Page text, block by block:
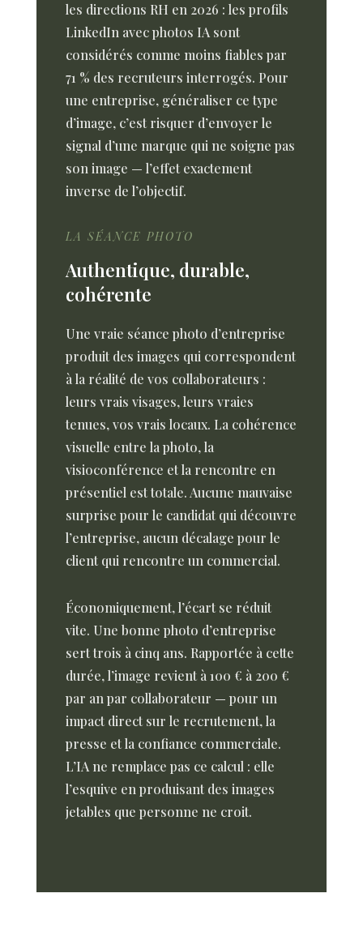
les directions RH en 2026 : les profils
LinkedIn avec photos IA sont
considérés comme moins fiables par
71 % des recruteurs interrogés. Pour
une entreprise, généraliser ce type
d’image, c’est risquer d’envoyer le
signal d’une marque qui ne soigne pas
son image — l’effet exactement
inverse de l’objectif.
LA SÉANCE PHOTO
Authentique, durable,
cohérente
Une vraie séance photo d’entreprise
produit des images qui correspondent
à la réalité de vos collaborateurs :
leurs vrais visages, leurs vraies
tenues, vos vrais locaux. La cohérence
visuelle entre la photo, la
visioconférence et la rencontre en
présentiel est totale. Aucune mauvaise
surprise pour le candidat qui découvre
l’entreprise, aucun décalage pour le
client qui rencontre un commercial.
Économiquement, l’écart se réduit
vite. Une bonne photo d’entreprise
sert trois à cinq ans. Rapportée à cette
durée, l’image revient à 100 € à 200 €
par an par collaborateur — pour un
impact direct sur le recrutement, la
presse et la confiance commerciale.
L’IA ne remplace pas ce calcul : elle
l’esquive en produisant des images
jetables que personne ne croit.